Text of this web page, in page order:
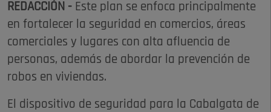
REDACCIÓN - Este plan se enfoca principalmente
en fortalecer la seguridad en comercios, áreas
comerciales y lugares con alta afluencia de
personas, además de abordar la prevención de
robos en viviendas.
El dispositivo de seguridad para la Cabalgata de